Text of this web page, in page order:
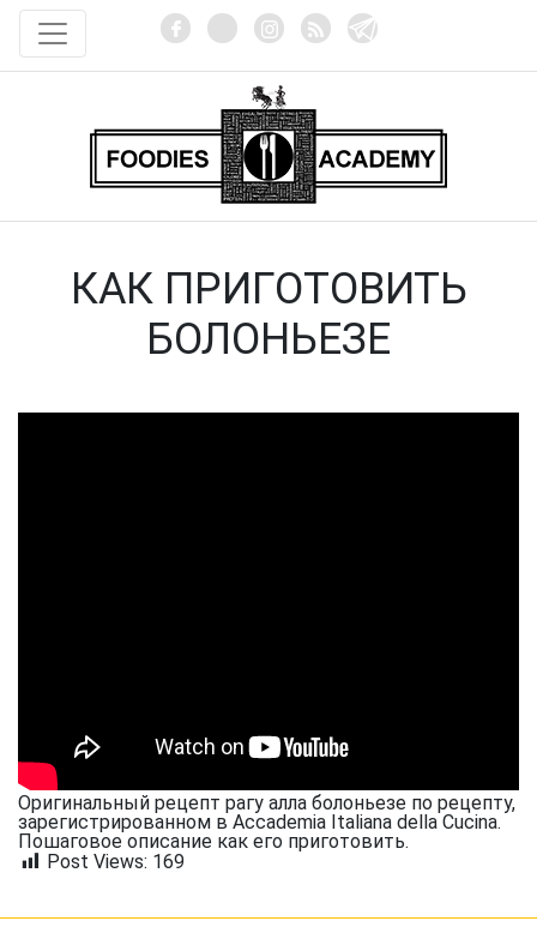
КАК ПРИГОТОВИТЬ
БОЛОНЬЕЗЕ
Оригинальный рецепт рагу алла болоньезе по рецепту,
зарегистрированном в Accademia Italiana della Cucina.
Пошаговое описание как его приготовить.
Post Views: 169